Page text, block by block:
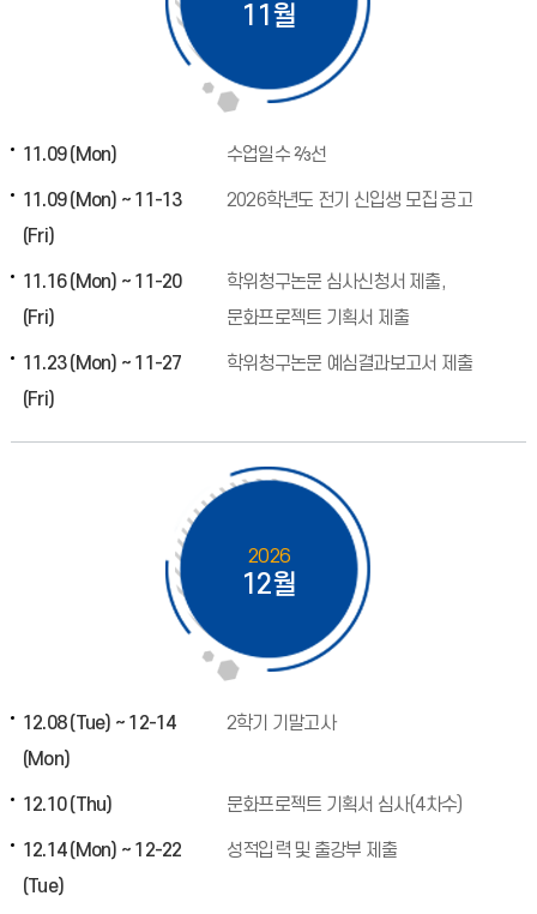
11월
11.09 (Mon) 수업일수 ⅔선
11.09 (Mon) ~ 11-13
(Fri)
2026학년도 전기 신입생 모집 공고
11.16 (Mon) ~ 11-20
(Fri)
학위청구논문 심사신청서 제출,
문화프로젝트 기획서 제출
11.23 (Mon) ~ 11-27
(Fri)
학위청구논문 예심결과보고서 제출
2026
12월
12.08 (Tue) ~ 12-14
(Mon)
2학기 기말고사
12.10 (Thu) 문화프로젝트 기획서 심사(4차수)
12.14 (Mon) ~ 12-22
(Tue)
성적입력 및 출강부 제출